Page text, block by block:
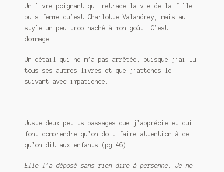
Un livre poignant qui retrace la vie de la fille
puis femme qu’est Charlotte Valandrey, mais au
style un peu trop haché à mon goût. C’est
dommage.
Un détail qui ne m’a pas arrêtée, puisque j’ai lu
tous ses autres livres et que j’attends le
suivant avec impatience.
Juste deux petits passages que j’apprécie et qui
font comprendre qu’on doit faire attention à ce
qu’on dit aux enfants (pg 46)
Elle l’a déposé sans rien dire à personne. Je ne